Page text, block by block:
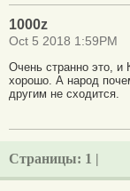
1000z
Oct 5 2018 1:59PM
Очень странно это, и
хорошо. А народ
другим не сходится.
Страницы: 1 |